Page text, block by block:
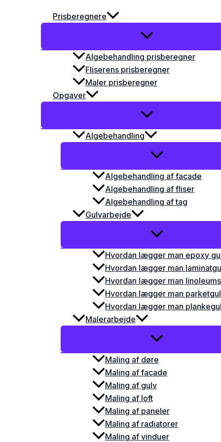
Prisberegnere
Algebehandling prisberegner
Fliserens prisberegner
Maler prisberegner
Opgaver
Algebehandling
Algebehandling af facade
Algebehandling af fliser
Algebehandling af tag
Gulvarbejde
Hvordan lægger man epoxy
Hvordan lægger man
Hvordan lægger man
Hvordan lægger man
Hvordan lægger man
Malerarbejde
Maling af døre
Maling af facade
Maling af gulv
Maling af loft
Maling af paneler
Maling af radiatorer
Maling af vinduer